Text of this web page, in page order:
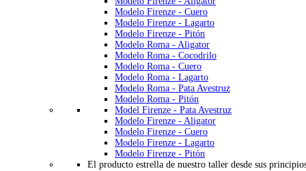
Modelo Firenze - Cuero
Modelo Firenze - Lagarto
Modelo Firenze - Pitón
Modelo Roma - Aligator
Modelo Roma - Cocodrilo
Modelo Roma - Cuero
Modelo Roma - Lagarto
Modelo Roma - Pata Avestruz
Modelo Roma - Pitón
Model Firenze - Pata Avestruz
Modelo Firenze - Aligator
Modelo Firenze - Cuero
Modelo Firenze - Lagarto
Modelo Firenze - Pitón
El producto estrella de nuestro taller desde sus